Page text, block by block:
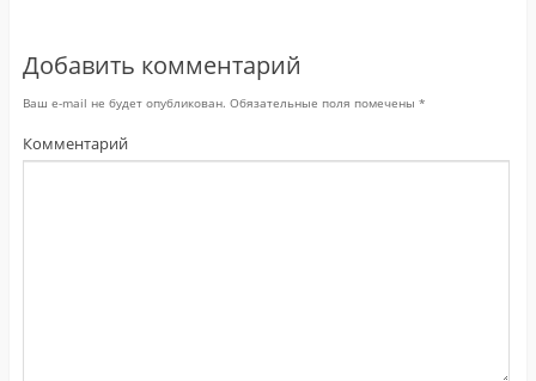
Добавить комментарий
Ваш e-mail не будет опубликован. Обязательные поля помечены *
Комментарий